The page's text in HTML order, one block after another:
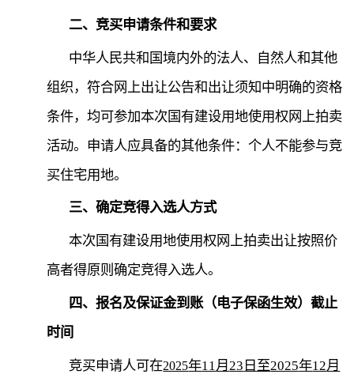
二、竞买申请条件和要求
中华人民共和国境内外的法人、自然人和其他
组织，符合网上出让公告和出让须知中明确的资格
条件，均可参加本次国有建设用地使用权网上拍卖
活动。申请人应具备的其他条件：个人不能参与竞
买住宅用地。
三、确定竞得入选人方式
本次国有建设用地使用权网上拍卖出让按照价
高者得原则确定竞得入选人。
四、报名及保证金到账（电子保函生效）截止
时间
竞买申请人可在2025年11 月 23 日至2025年12月